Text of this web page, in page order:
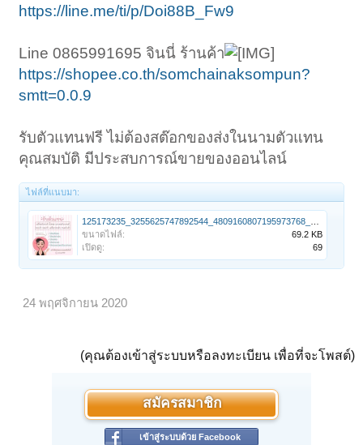
https://line.me/ti/p/Doi88B_Fw9
Line 0865991695 จินนี่ ร้านค้า
https://shopee.co.th/somchainaksompun?
smtt=0.0.9
รับตัวแทนฟรี ไม่ต้องสต๊อกของส่งในนามตัวแทน
คุณสมบัติ มีประสบการณ์ขายของออนไลน์
ไฟล์ที่แนบมา:
ขนาดไฟล์:
69.2 KB
เปิดดู:
69
24 พฤศจิกายน 2020
(คุณต้องเข้าสู่ระบบหรือลงทะเบียน เพื่อที่จะโพสต์)
สมัครสมาชิก
เข้าสู่ระบบด้วย Facebook